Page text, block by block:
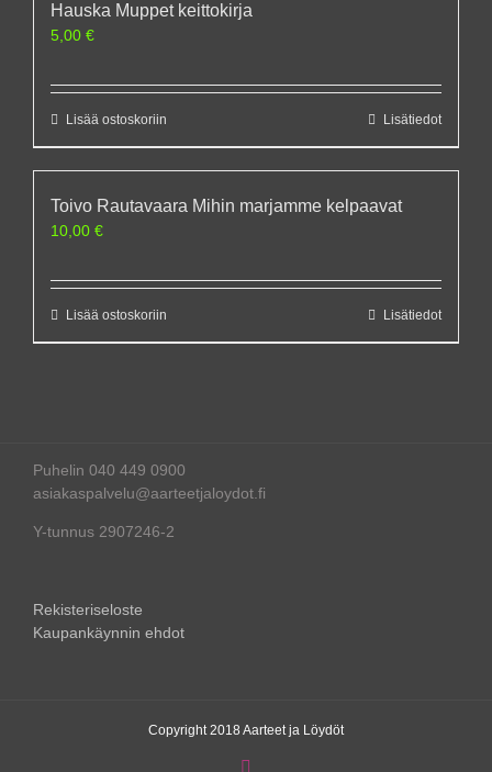
Hauska Muppet keittokirja
5,00 €
Lisää ostoskoriin Lisätiedot
Toivo Rautavaara Mihin marjamme kelpaavat
10,00 €
Lisää ostoskoriin Lisätiedot
Puhelin 040 449 0900
asiakaspalvelu@aarteetjaloydot.fi
Y-tunnus 2907246-2
Rekisteriseloste
Kaupankäynnin ehdot
Copyright 2018 Aarteet ja Löydöt